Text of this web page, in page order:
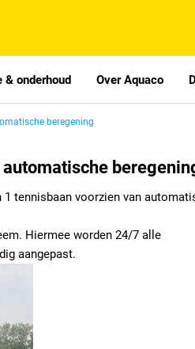
& onderhoud Over Aquaco
beregening
tennisbaan voorzien van
Hiermee worden 24/7 alle
aangepast.